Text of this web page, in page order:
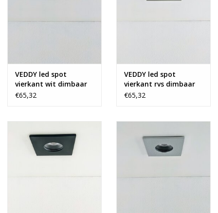
VEDDY led spot
vierkant wit dimbaar
IP65
€65,32
VEDDY led spot
vierkant rvs dimbaar
IP65
€65,32